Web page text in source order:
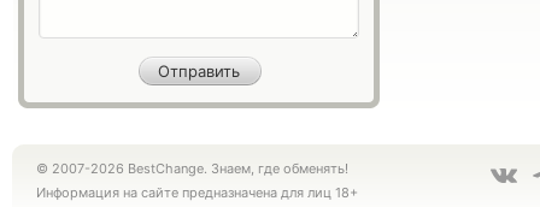
© 2007-2026 BestChange. Знаем, где обменять!
Информация на сайте предназначена для лиц 18+